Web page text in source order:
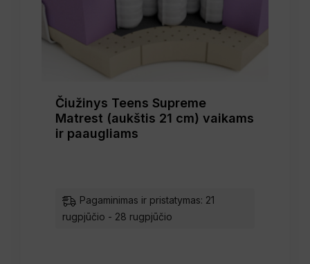
Čiužinys Teens Supreme
Matrest (aukštis 21 cm) vaikams
ir paaugliams
Pagaminimas ir pristatymas: 21
rugpjūčio - 28 rugpjūčio